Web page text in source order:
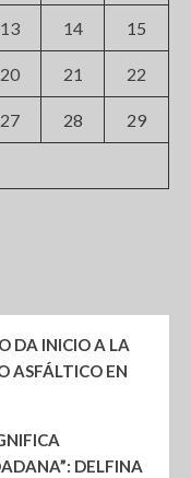
13 14 15
20 21 22
27 28 29
DA INICIO A LA
ASFÁLTICO EN
DELFINA